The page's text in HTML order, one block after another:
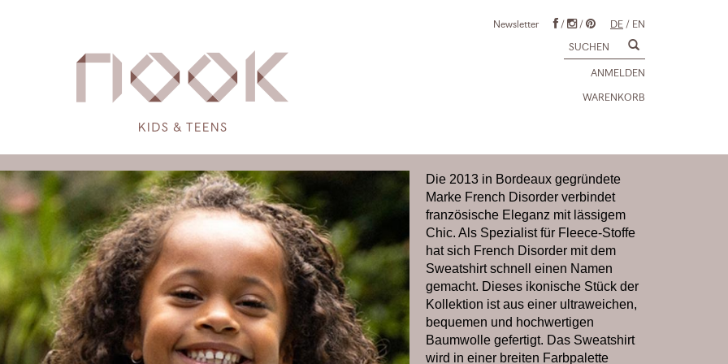
Newsletter / / DE / EN
ANMELDEN
WARENKORB
Die 2013 in Bordeaux gegründete
Marke French Disorder verbindet
französische Eleganz mit lässigem
Chic. Als Spezialist für Fleece-Stoffe
hat sich French Disorder mit dem
Sweatshirt schnell einen Namen
gemacht. Dieses ikonische Stück der
Kollektion ist aus einer ultraweichen,
bequemen und hochwertigen
Baumwolle gefertigt. Das Sweatshirt
wird in einer breiten Farbpalette